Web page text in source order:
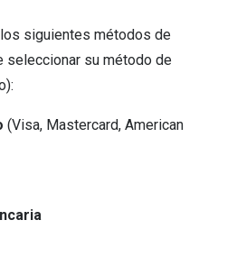
siguientes métodos de
seleccionar su método de
(Visa, Mastercard, American